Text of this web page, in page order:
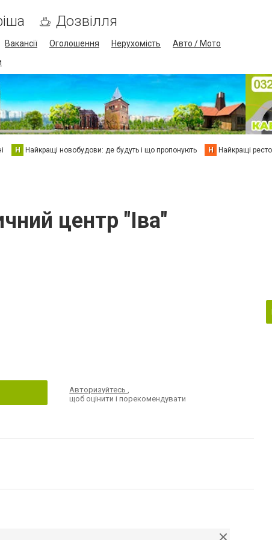
Дозвілля
Вакансії Оголошення Нерухомість
Авто / Мото
Н Найкращі новобудови: де будуть і що пропонують Н Найкращі
центр "Іва"
Авторизуйтесь,
щоб оцінити і порекомендувати